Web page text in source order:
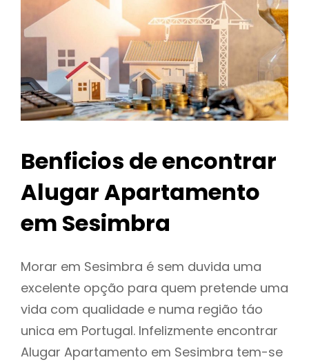
Benficios de encontrar
Alugar Apartamento
em Sesimbra
Morar em Sesimbra é sem duvida uma
excelente opção para quem pretende uma
vida com qualidade e numa região táo
unica em Portugal. Infelizmente encontrar
Alugar Apartamento em Sesimbra tem-se